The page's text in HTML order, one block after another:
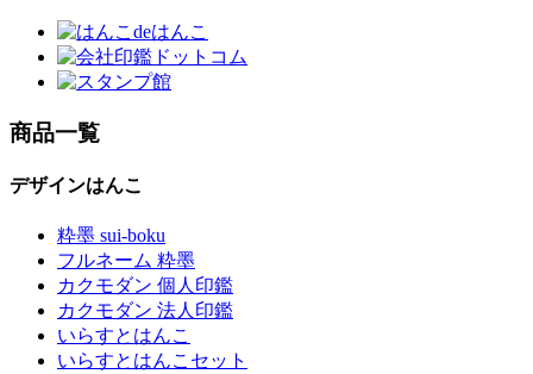
商品一覧
デザインはんこ
粋墨 sui-boku
フルネーム 粋墨
カクモダン 個人印鑑
カクモダン 法人印鑑
いらすとはんこ
いらすとはんこセット